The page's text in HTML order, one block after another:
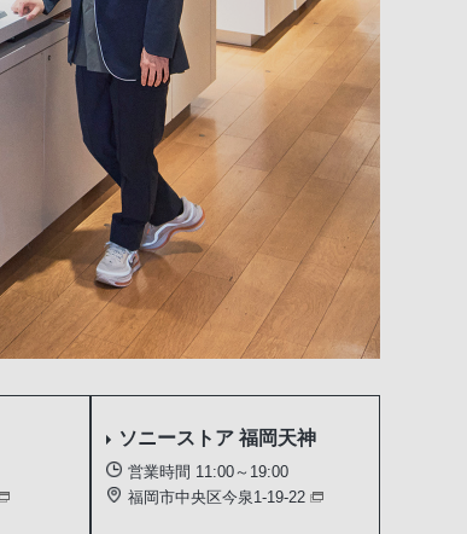
ソニーストア福岡天神
営業時間 11:00～19:00
福岡市中央区今泉1-19-22